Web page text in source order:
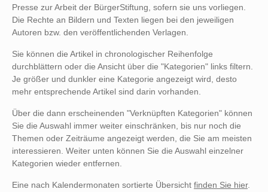
Presse zur Arbeit der BürgerStiftung, sofern sie uns vorliegen.
Die Rechte an Bildern und Texten liegen bei den jeweiligen
Autoren bzw. den veröffentlichenden Verlagen.
Sie können die Artikel in chronologischer Reihenfolge
durchblättern oder die Ansicht über die "Kategorien" links filtern.
Je größer und dunkler eine Kategorie angezeigt wird, desto
mehr entsprechende Artikel sind darin vorhanden.
Über die dann erscheinenden "Verknüpften Kategorien" können
Sie die Auswahl immer weiter einschränken, bis nur noch die
Themen oder Zeiträume angezeigt werden, die Sie am meisten
interessieren. Weiter unten können Sie die Auswahl einzelner
Kategorien wieder entfernen.
Eine nach Kalendermonaten sortierte Übersicht finden Sie hier.